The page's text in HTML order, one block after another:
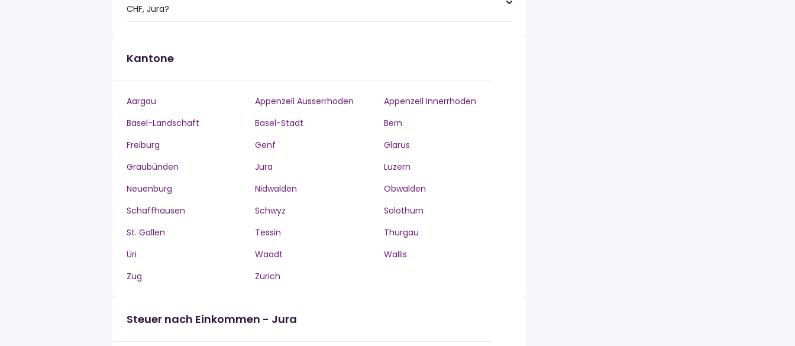
CHF, Jura?
Kantone
Aargau Appenzell Ausserrhoden
Appenzell Innerrhoden
Basel-Landschaft
Basel-Stadt
Bern
Freiburg
Genf
Glarus
Graubünden
Jura
Luzern
Neuenburg
Nidwalden
Obwalden
Schaffhausen
Schwyz
Solothurn
St. Gallen
Tessin
Thurgau
Uri
Waadt
Wallis
Zug
Zürich
Steuer nach Einkommen - Jura